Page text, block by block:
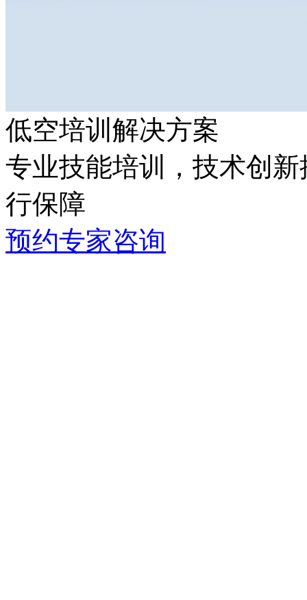
低空培训解决方案
专业技能培训，技术创新
行保障
预约专家咨询